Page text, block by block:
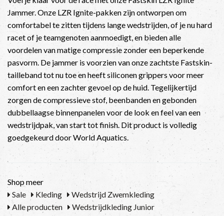
Jammer. Onze LZR Ignite-pakken zijn ontworpen om
comfortabel te zitten tijdens lange wedstrijden, of je nu hard
racet of je teamgenoten aanmoedigt, en bieden alle
voordelen van matige compressie zonder een beperkende
pasvorm. De jammer is voorzien van onze zachtste Fastskin-
tailleband tot nu toe en heeft siliconen grippers voor meer
comfort en een zachter gevoel op de huid. Tegelijkertijd
zorgen de compressieve stof, beenbanden en gebonden
dubbellaagse binnenpanelen voor de look en feel van een
wedstrijdpak, van start tot finish. Dit product is volledig
goedgekeurd door World Aquatics.
Shop meer
Sale
Kleding
Wedstrijd Zwemkleding
Alle producten
Wedstrijdkleding Junior